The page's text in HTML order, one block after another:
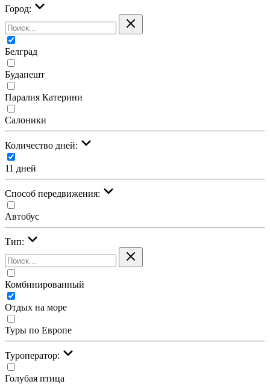
Город:
Белград
Будапешт
Паралия Катерини
Салоники
Количество дней:
11 дней
Cпособ передвижения:
Автобус
Тип:
Комбинированный
Отдых на море
Туры по Европе
Туроператор:
Голубая птица